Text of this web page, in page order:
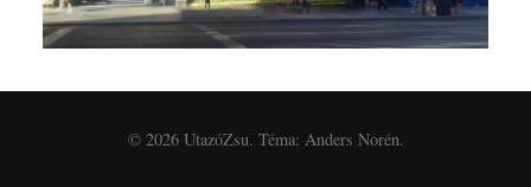
© 2026 UtazóZsu. Téma: Anders Norén.